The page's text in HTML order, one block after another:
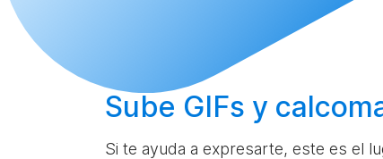
Sube GIFs y
Si te ayuda a expresarte, este es el